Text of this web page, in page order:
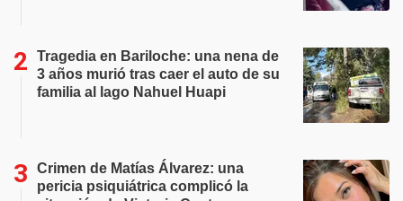
Tragedia en Bariloche: una nena de
3 años murió tras caer el auto de su
familia al lago Nahuel Huapi
Crimen de Matías Álvarez: una
pericia psiquiátrica complicó la